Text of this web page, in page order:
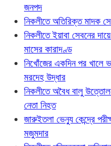
জনপদ
নিকলীতে অতিরিক্ত মাদক
নিকলীতে ইয়াবা সেবনের
মাসের কারাদণ্ড
নিখোঁজের একদিন পর খালে
মরদেহ উদ্ধার
নিকলীতে অবৈধ বালু
নেতা নিহত
জারুইতলা ভেন্যু কেন্দ্রে
মজুমদার